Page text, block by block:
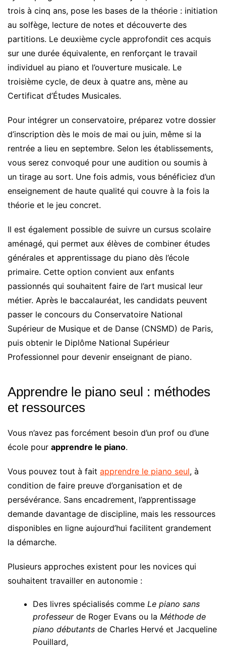
trois à cinq ans, pose les bases de la théorie : initiation
au solfège, lecture de notes et découverte des
partitions. Le deuxième cycle approfondit ces acquis
sur une durée équivalente, en renforçant le travail
individuel au piano et l’ouverture musicale. Le
troisième cycle, de deux à quatre ans, mène au
Certificat d’Études Musicales.
Pour intégrer un conservatoire, préparez votre dossier
d’inscription dès le mois de mai ou juin, même si la
rentrée a lieu en septembre. Selon les établissements,
vous serez convoqué pour une audition ou soumis à
un tirage au sort. Une fois admis, vous bénéficiez d’un
enseignement de haute qualité qui couvre à la fois la
théorie et le jeu concret.
Il est également possible de suivre un cursus scolaire
aménagé, qui permet aux élèves de combiner études
générales et apprentissage du piano dès l’école
primaire. Cette option convient aux enfants
passionnés qui souhaitent faire de l’art musical leur
métier. Après le baccalauréat, les candidats peuvent
passer le concours du Conservatoire National
Supérieur de Musique et de Danse (CNSMD) de Paris,
puis obtenir le Diplôme National Supérieur
Professionnel pour devenir enseignant de piano.
Apprendre le piano seul : méthodes
et ressources
Vous n’avez pas forcément besoin d’un prof ou d’une
école pour apprendre le piano.
Vous pouvez tout à fait apprendre le piano seul, à
condition de faire preuve d’organisation et de
persévérance. Sans encadrement, l’apprentissage
demande davantage de discipline, mais les ressources
disponibles en ligne aujourd’hui facilitent grandement
la démarche.
Plusieurs approches existent pour les novices qui
souhaitent travailler en autonomie :
Des livres spécialisés comme Le piano sans
professeurde Roger Evans ou la Méthode de
piano débutants de Charles Hervé et Jacqueline
Pouillard,